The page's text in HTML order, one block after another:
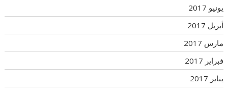
يونيو 2017
أبريل 2017
مارس 2017
فبراير 2017
يناير 2017